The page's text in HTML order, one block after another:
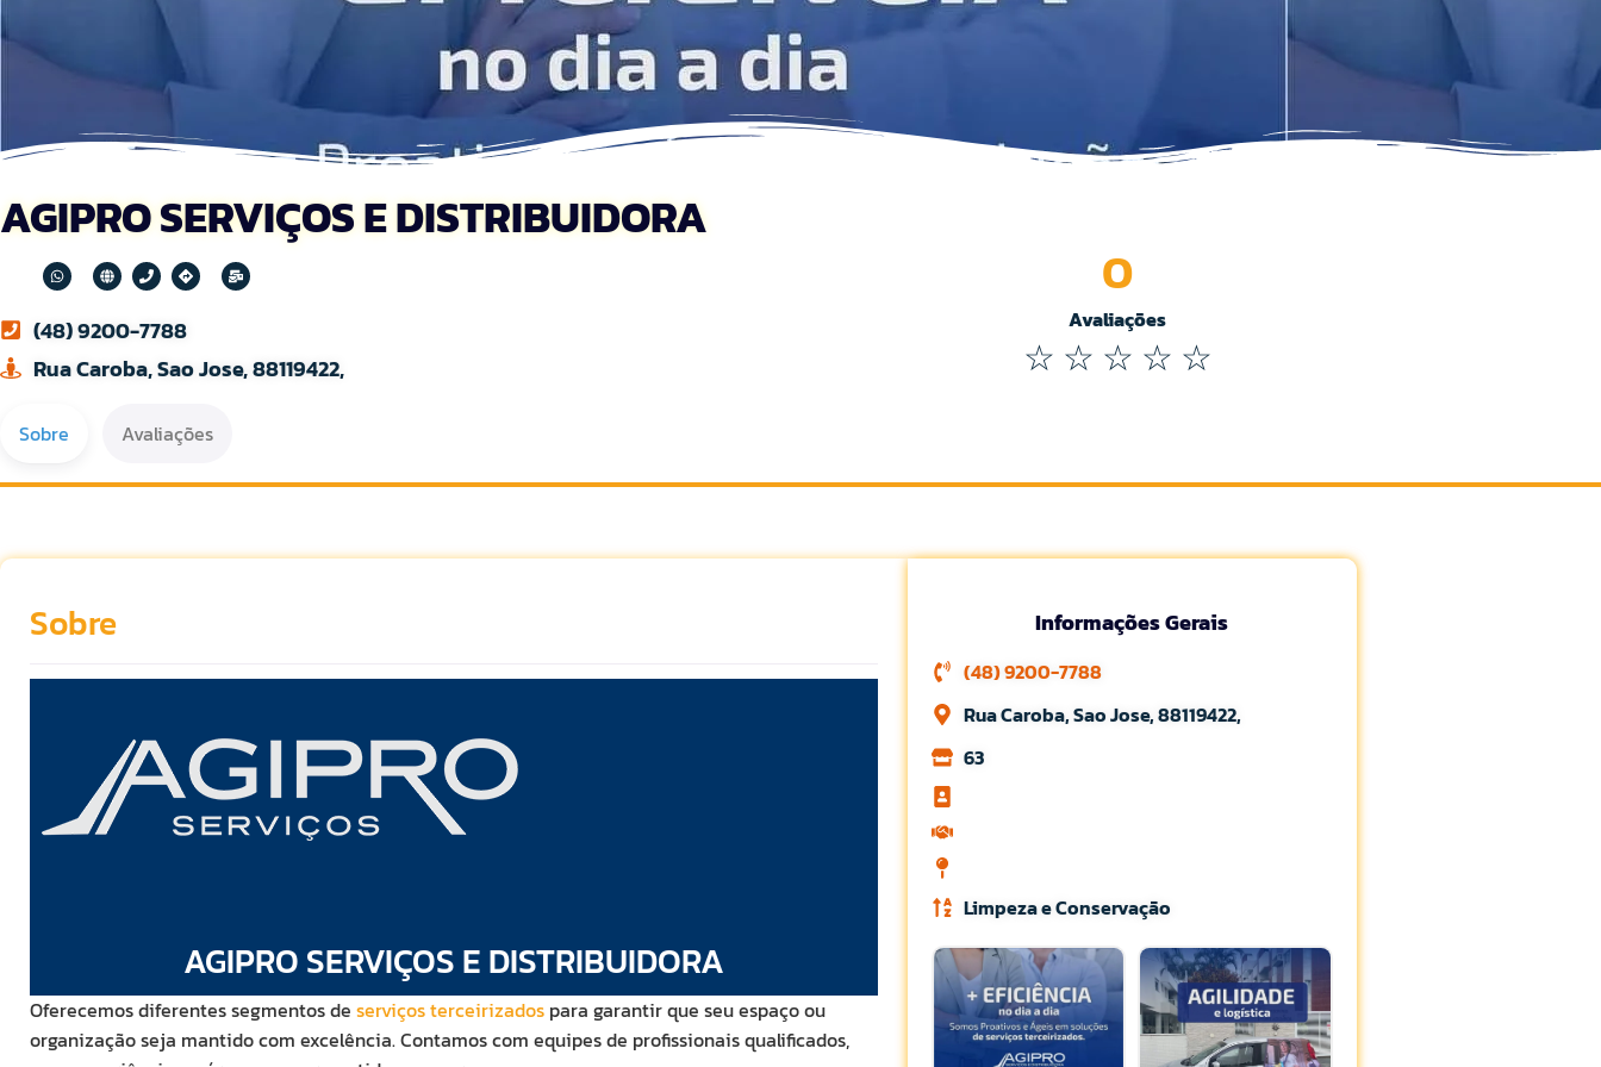
AGIPRO SERVIÇOS E DISTRIBUIDORA
(48) 9200-7788
Rua Caroba, Sao Jose, 88119422,
Avaliações
0
☆ ☆ ☆ ☆ ☆
Sobre Avaliações
Sobre
AGIPRO SERVIÇOS E DISTRIBUIDORA
Oferecemos diferentes segmentos de serviços terceirizados para garantir que seu espaço ou
organização seja mantido com excelência. Contamos com equipes de profissionais qualificados,
Informações Gerais
(48) 9200-7788
Rua Caroba, Sao Jose, 88119422,
63
Limpeza e Conservação